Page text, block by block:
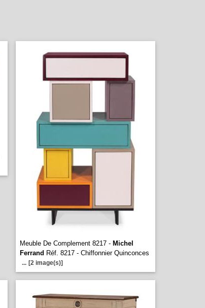
Meuble De Complement 8217 - Michel
Ferrand Réf. 8217 - Chiffonnier Quinconces
... [2 image(s)]